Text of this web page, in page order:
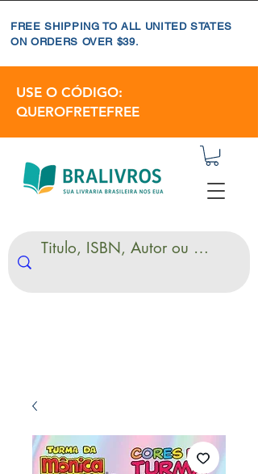
FREE SHIPPING TO ALL UNITED STATES
ON ORDERS OVER $39.
USE O CÓDIGO:
QUEROFRETEFREE